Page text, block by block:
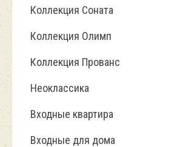
Коллекция Соната
Коллекция Олимп
Коллекция Прованс
Неоклассика
Входные квартира
Входные для дома